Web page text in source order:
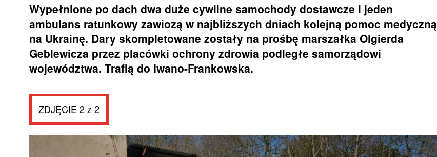
Wypełnione po dach dwa duże cywilne samochody dostawcze i jeden
ambulans ratunkowy zawiozą w najbliższych dniach kolejną pomoc medyczną
na Ukrainę. Dary skompletowane zostały na prośbę marszałka Olgierda
Geblewicza przez placówki ochrony zdrowia podległe samorządowi
województwa. Trafią do Iwano-Frankowska.
ZDJĘCIE 2 z 2